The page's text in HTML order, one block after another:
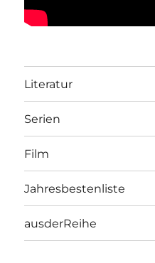
Literatur
Serien
Film
Jahresbestenliste
ausderReihe